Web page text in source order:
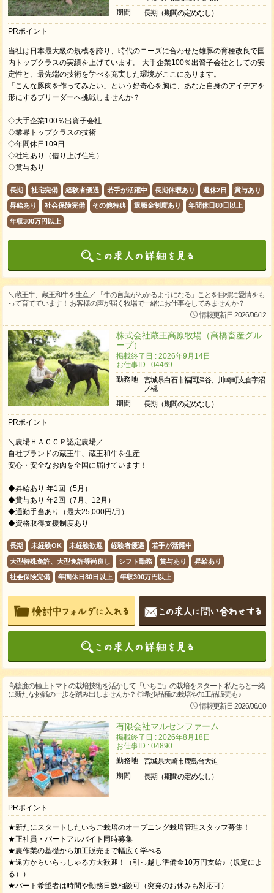
期間
長期（期間の定めなし）
PRポイント
当社は日本最大級の規模を誇り、時代のニーズに合わせた雄豚の育種改良で国
内トップクラスの実績を上げています。 大手企業100％出資子会社としての安
定性と、最先端の技術を学べる充実した環境がここにあります。
「こんな豚肉を作ってみたい」という好奇心を胸に、あなた自身のアイデアを
形にするブリーダーへ挑戦しませんか？
◇大手企業100％出資子会社
◇業界トップクラスの技術
◇年間休日109日
◇社宅あり（借り上げ住宅）
◇賞与あり
長期 社宅完備 経験者優遇 若手が活躍中 長期休暇あり 週休2日 賞与あり
昇給あり 社会保険完備 その他特典 退職金制度あり 年間休日80日以上
年収300万円以上
＼蔵王牛、蔵王和牛を生産／ 「牛の言葉がわかるようになる」ことを目標に愛情をも
って育てています！ お客様の声が届く牧場で一緒にお仕事をしてみませんか？
情報更新日 2026/06/12
株式会社蔵王高原牧場（高橋畜産グル
ープ）
掲載終了日 : 2026年9月14日
お仕事ID : 04469
勤務地
宮城県白石市福岡深谷、川崎町支倉字沼
ノ橇
期間
長期（期間の定めなし）
PRポイント
＼農場ＨＡＣＣＰ認定農場／
自社ブランドの蔵王牛、蔵王和牛を生産
安心・安全なお肉を全国に届けています！
◆昇給あり 年1回（5月）
◆賞与あり 年2回（7月、12月）
◆通勤手当あり（最大25,000円/月）
◆資格取得支援制度あり
長期 未経験OK 未経験歓迎 経験者優遇 若手が活躍中
大型特殊免許、大型免許等尚良し シフト勤務 賞与あり 昇給あり
社会保険完備 年間休日80日以上 年収300万円以上
高糖度の極上トマトの栽培技術を活かして『いちご』の栽培をスタート 私たちと一緒
に新たな挑戦の一歩を踏み出しませんか？ ◎希少品種の栽培や加工品販売も♪
情報更新日 2026/06/10
有限会社マルセンファーム
掲載終了日 : 2026年8月18日
お仕事ID : 04890
勤務地
宮城県大崎市鹿島台大迫
期間
長期（期間の定めなし）
PRポイント
★新たにスタートしたいちご栽培のオープニング栽培管理スタッフ募集！
★正社員・パートアルバイト同時募集
★農作業の基礎から加工販売まで幅広く学べる
★遠方からいらっしゃる方大歓迎！（引っ越し準備金10万円支給♪（規定によ
る））
★パート希望者は時間や勤務日数相談可（突発のお休みも対応可）